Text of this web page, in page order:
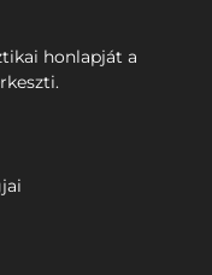
honlapját a